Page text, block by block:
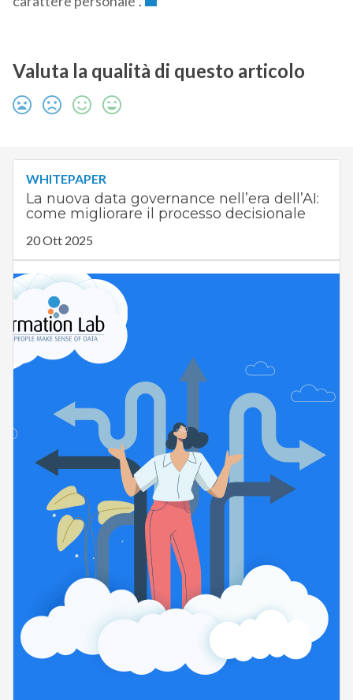
Valuta la qualità di questo articolo
WHITEPAPER
La nuova data governance nell’era dell’AI:
come migliorare il processo decisionale
20 Ott 2025